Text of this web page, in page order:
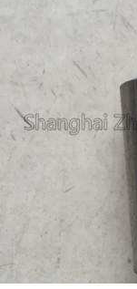
ข่าว
ขอ
เสนอ